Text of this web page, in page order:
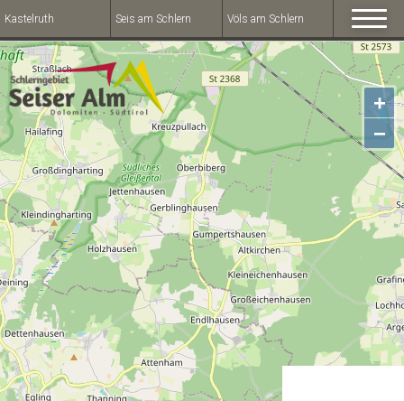
Kastelruth Seis am Schlern Völs am Schlern
+
−